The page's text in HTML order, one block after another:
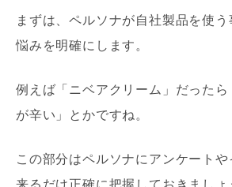
まずは、ペルソナが自社製品を使
悩みを明確にします。
例えば「ニベアクリーム」だった
が辛い」とかですね。
この部分はペルソナにアンケート